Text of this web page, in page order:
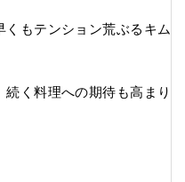
くもテンション荒ぶるキム
く料理への期待も高まり